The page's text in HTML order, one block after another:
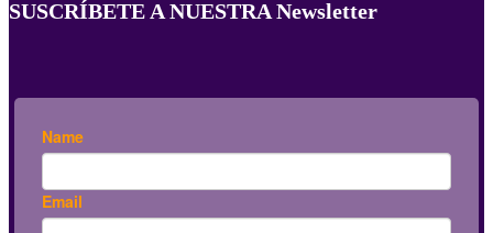
SUSCRÍBETE A NUESTRA Newsletter